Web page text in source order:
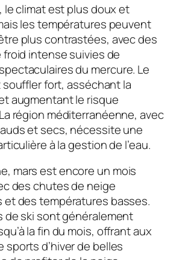
le climat est plus doux et
les températures peuvent
plus contrastées, avec des
intense suivies de
du mercure. Le
fort, asséchant la
augmentant le risque
région méditerranéenne, avec
et secs, nécessite une
à la gestion de l’eau.
mars est encore un mois
des chutes de neige
et des températures basses.
de ski sont généralement
la fin du mois, offrant aux
sports d’hiver de belles